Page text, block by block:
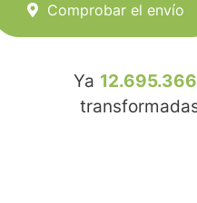
Comprobar el envío
Ya 12.695.366